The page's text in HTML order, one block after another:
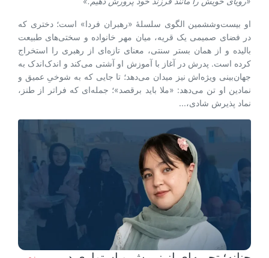
او بیست‌وششمین الگوی سلسلۀ «رهبران فردا» است؛ دختری که
در فضای صمیمی یک قریه، میان مهر خانواده و سختی‌های طبیعت
بالیده و از همان بستر سنتی، معنای تازه‌ای از رهبری را استخراج
کرده است. پدرش در آغاز با آموزش او آشتی می‌کند و اندک‌اندک به
جهان‌بینی ویژه‌اش نیز میدان می‌دهد؛ تا جایی که به شوخیِ عمیق و
نمادین او تن می‌دهد: «ملا باید برقصد»؛ جمله‌ای که فراتر از طنز،
نماد پذیرش شادی،...